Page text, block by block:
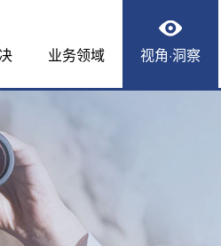
业务领域 视角·洞察